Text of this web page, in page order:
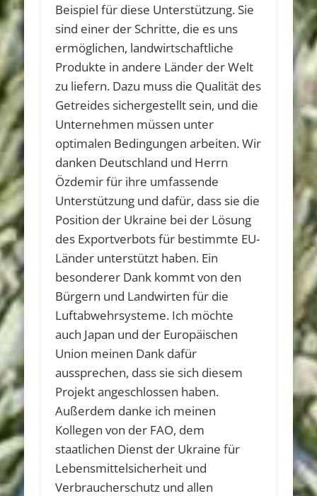
Beispiel für diese Unterstützung. Sie
sind einer der Schritte, die es uns
ermöglichen, landwirtschaftliche
Produkte in andere Länder der Welt
zu liefern. Dazu muss die Qualität des
Getreides sichergestellt sein, und die
Unternehmen müssen unter
optimalen Bedingungen arbeiten. Wir
danken Deutschland und Herrn
Özdemir für ihre umfassende
Unterstützung und dafür, dass sie die
Position der Ukraine bei der Lösung
des Exportverbots für bestimmte EU-
Länder unterstützt haben. Ein
besonderer Dank kommt von den
Bürgern und Landwirten für die
Luftabwehrsysteme. Ich möchte
auch Japan und der Europäischen
Union meinen Dank dafür
aussprechen, dass sie sich diesem
Projekt angeschlossen haben.
Außerdem danke ich meinen
Kollegen von der FAO, dem
staatlichen Dienst der Ukraine für
Lebensmittelsicherheit und
Verbraucherschutz und allen